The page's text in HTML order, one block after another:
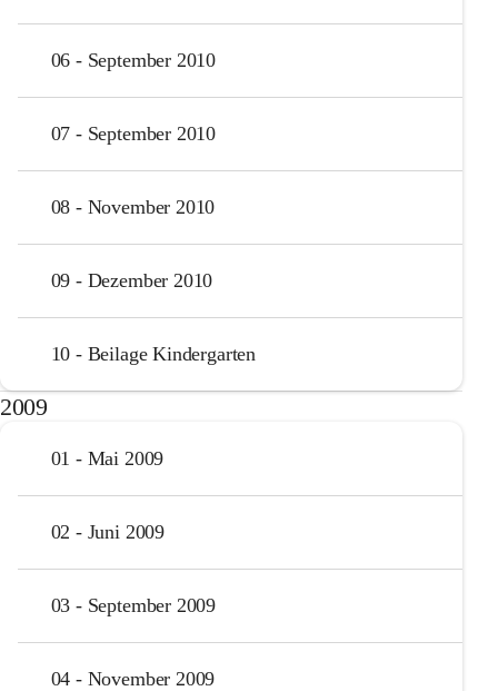
06 - September 2010
07 - September 2010
08 - November 2010
09 - Dezember 2010
10 - Beilage Kindergarten
2009
01 - Mai 2009
02 - Juni 2009
03 - September 2009
04 - November 2009